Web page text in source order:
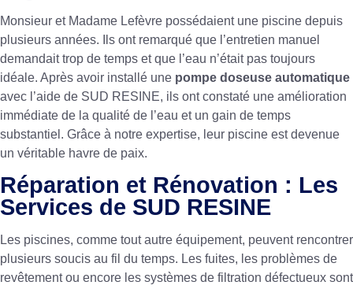
Monsieur et Madame Lefèvre possédaient une piscine depuis
plusieurs années. Ils ont remarqué que l’entretien manuel
demandait trop de temps et que l’eau n’était pas toujours
idéale. Après avoir installé une pompe doseuse automatique
avec l’aide de SUD RESINE, ils ont constaté une amélioration
immédiate de la qualité de l’eau et un gain de temps
substantiel. Grâce à notre expertise, leur piscine est devenue
un véritable havre de paix.
Réparation et Rénovation : Les
Services de SUD RESINE
Les piscines, comme tout autre équipement, peuvent rencontrer
plusieurs soucis au fil du temps. Les fuites, les problèmes de
revêtement ou encore les systèmes de filtration défectueux sont